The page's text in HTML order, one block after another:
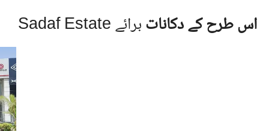
اس طرح کے دکاناتبرائے Sadaf Estate